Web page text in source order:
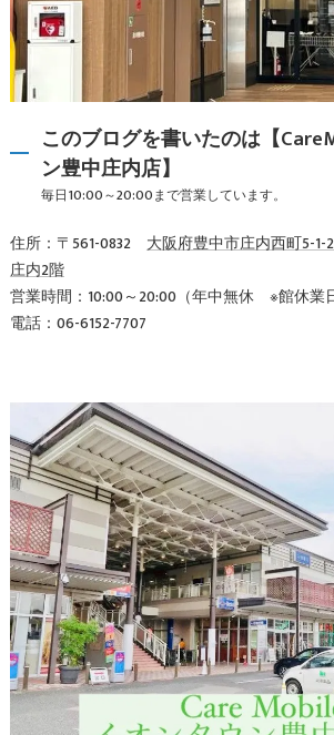
このブログを書いたのは【
ン豊中庄内店】
毎日10:00～20:00まで営業しています。
住所：〒561-0832 大阪府豊中市庄内西町5-
庄内2階
営業時間：10:00～20:00（年中無休 ※館休業
電話：06-6152-7707